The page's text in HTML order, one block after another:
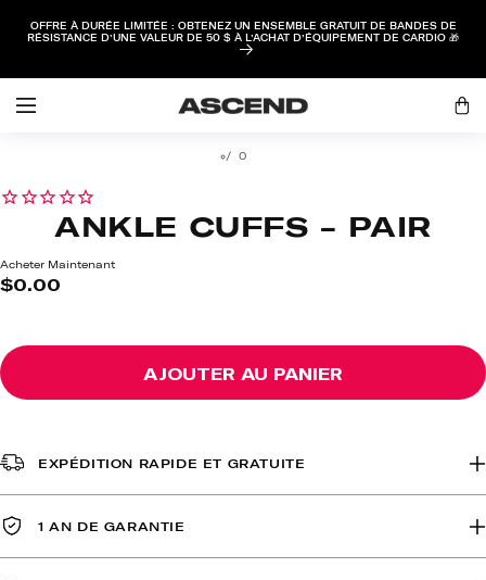
CONTENU
OFFRE À DURÉE LIMITÉE : OBTENEZ UN ENSEMBLE GRATUIT DE BANDES DE
RÉSISTANCE D’UNE VALEUR DE 50 $ À L’ACHAT D’ÉQUIPEMENT DE CARDIO 🎁
session
0
ANKLE CUFFS - PAIR
Acheter Maintenant
Prix
$0.00
AJOUTER AU PANIER
EXPÉDITION RAPIDE ET GRATUITE
1 AN DE GARANTIE